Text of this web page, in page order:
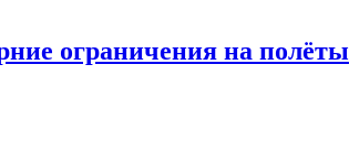
ограничения на полёты